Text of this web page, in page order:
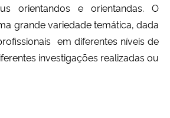
orientandos e orientandas. O
grande variedade temática, dada
em diferentes níveis de
investigações realizadas ou